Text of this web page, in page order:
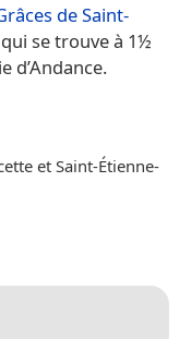
de Saint-
se trouve à 1½
d’Andance.
et Saint-Étienne-